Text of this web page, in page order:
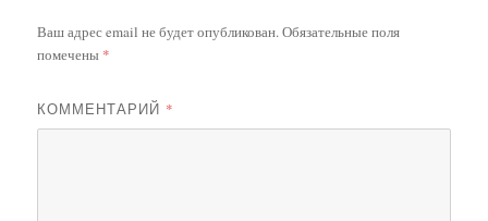
Ваш адрес email не будет опубликован.Обязательные поля
помечены *
КОММЕНТАРИЙ *